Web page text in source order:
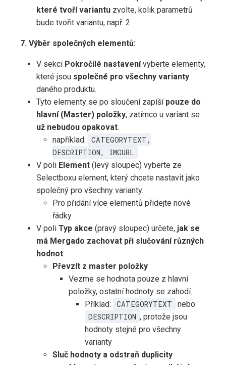
které tvoří variantu zvolte, kolik parametrů
bude tvořit variantu, např. 2
7. Výběr společných elementů:
V sekci Pokročilé nastavenívyberte elementy,
které jsou společné pro všechny varianty
daného produktu.
Tyto elementy se po sloučení zapíší pouze do
hlavní (Master) položky, zatímco u variant se
už nebudou opakovat.
například:
CATEGORYTEXT,
DESCRIPTION, IMGURL
V poli Element (levý sloupec) vyberte ze
Selectboxu element, který chcete nastavit jako
společný pro všechny varianty.
Pro přidání více elementů přidejte nové
řádky
V poli Typ akce (pravý sloupec) určete, jak se
má Mergado zachovat při slučování různých
hodnot:
Převzít z master položky
Vezme se hodnota pouze z hlavní
položky, ostatní hodnoty se zahodí.
Příklad:
CATEGORYTEXT
nebo
DESCRIPTION , protože jsou
hodnoty stejné pro všechny
varianty
Sluč hodnoty a odstraň duplicity